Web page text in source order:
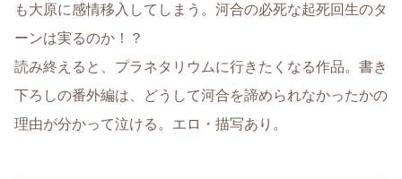
も大原に感情移入してしまう。河合の必死な起死回生のタ
ーンは実るのか！？
読み終えると、プラネタリウムに行きたくなる作品。書き
下ろしの番外編は、どうして河合を諦められなかったかの
理由が分かって泣ける。エロ・描写あり。